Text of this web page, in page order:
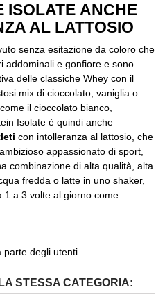
ISOLATE ANCHE
AL LATTOSIO
senza esitazione da coloro che
addominali e gonfiore e sono
delle classiche Whey con il
mix di cioccolato, vaniglia o
il cioccolato bianco,
Isolate è quindi anche
con intolleranza al lattosio, che
appassionato di sport,
combinazione di alta qualità, alta
fredda o latte in uno shaker,
1 a 3 volte al giorno come
parte degli utenti.
STESSA CATEGORIA: